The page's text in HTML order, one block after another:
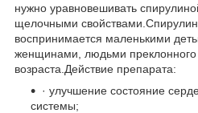
нужно уравновешивать
щелочными
воспринимается маленькими
женщинами, людьми преклонного
возраста.Действие препарата:
· улучшение состояние
системы;